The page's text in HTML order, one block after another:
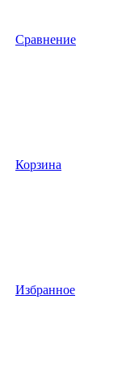
Сравнение
Корзина
Избранное